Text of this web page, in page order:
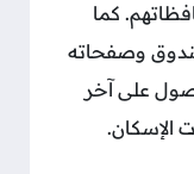
كما
وصفحاته
على آخر
الإسكان.